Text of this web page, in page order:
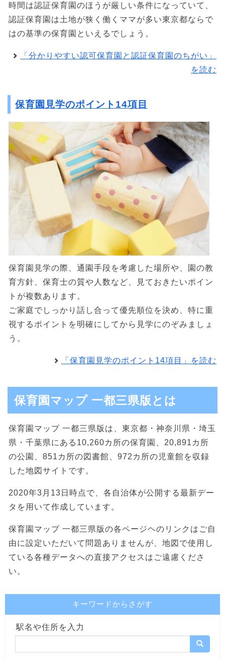
時間は認証保育園のほうが厳しい条件になっていて、
認証保育園は土地が狭く働くママが多い東京都ならで
はの基準の保育園といえるでしょう。
「分かりやすい認可保育園と認証保育園のちがい」
を読む
保育園見学のポイント14項目
保育園見学の際、通園手段を考慮した場所や、園の教
育方針、保育士の質や人数など、見ておきたいポイン
トが複数あります。
ご家庭でしっかり話し合って優先順位を決め、特に重
視するポイントを明確にしてから見学にのぞみましょ
う。
「保育園見学のポイント14項目」を読む
保育園マップ 一都三県版とは
保育園マップ 一都三県版は、東京都・神奈川県・埼玉
県・千葉県にある10,260カ所の保育園、20,891カ所
の公園、851カ所の図書館、972カ所の児童館を収録
した地図サイトです。
2020年3月13日時点で、各自治体が公開する最新デー
タを用いて作成しています。
保育園マップ 一都三県版の各ページヘのリンクはご自
由に設定いただいて問題ありませんが、地図で使用し
ている各種データへの直接アクセスはご遠慮くださ
い。
キーワードからさがす
駅名や住所を入力